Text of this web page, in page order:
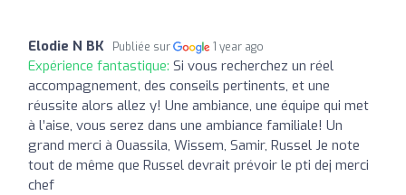
Elodie N BK Publiée sur 1 year ago
Expérience fantastique: Si vous recherchez un réel
accompagnement, des conseils pertinents, et une
réussite alors allez y! Une ambiance, une équipe qui met
à l’aise, vous serez dans une ambiance familiale! Un
grand merci à Ouassila, Wissem, Samir, Russel Je note
tout de même que Russel devrait prévoir le pti dej merci
chef